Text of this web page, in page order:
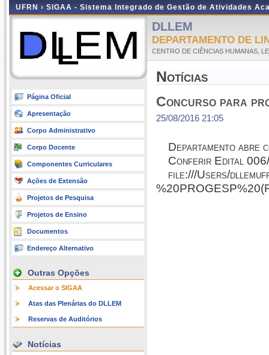
UFRN › SIGAA - Sistema Integrado de Gestão de Atividades
Página Oficial
Apresentação
Corpo Administrativo
Corpo Docente
Componentes Curriculares
Ações de Extensão
Projetos de Pesquisa
Projetos de Ensino
Documentos
Endereço Alternativo
Outras Opções
Acessar o SIGAA
Atas das Plenárias do DLLEM
Reservas de Auditórios
Notícias
DLLEM
DEPARTAMENTO DE
CENTRO DE CIÊNCIAS HUMANAS,
Notícias
Concurso para
25/08/2016 21:05
Departamento abre
Conferir Edital
file:///Users/